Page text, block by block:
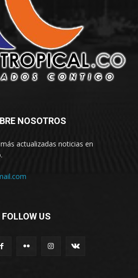
NOSOTROS
actualizadas noticias en
FOLLOW US